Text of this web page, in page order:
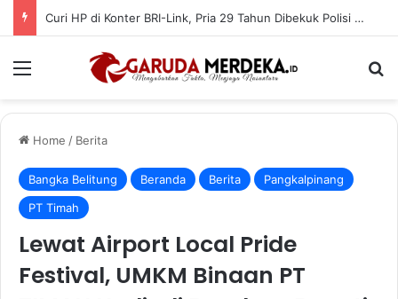
Curi HP di Konter BRI-Link, Pria 29 Tahun Dibekuk Polisi di Pangkalpinang
Menu
Home / Berita
Bangka Belitung Beranda Berita
Pangkalpinang
PT Timah
Lewat Airport Local Pride
Festival, UMKM Binaan PT